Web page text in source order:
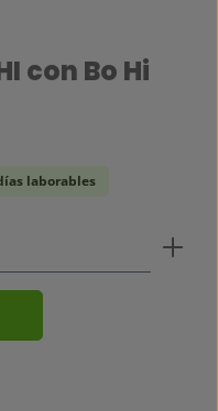
con Bo Hi
laborables
la cantidad